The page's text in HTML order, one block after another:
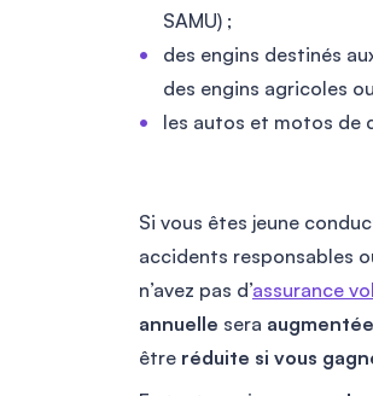
SAMU) ;
des engins destinés
des engins agricoles
les autos et motos de
Si vous êtes jeune
accidents responsables
n’avez pas d’assurance
annuelle sera augmentée
être réduite si vous